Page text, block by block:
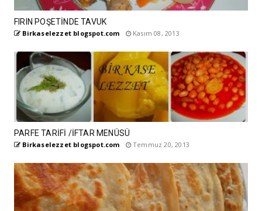
FIRIN POŞETİNDE TAVUK
Birkaselezzet blogspot.com Kasım 08, 2013
PARFE TARİFİ /İFTAR MENÜSÜ
Birkaselezzet blogspot.com Temmuz 20, 2013